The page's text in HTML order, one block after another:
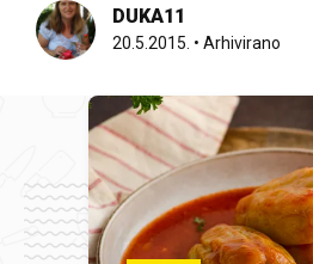
DUKA11
20.5.2015. • Arhivirano